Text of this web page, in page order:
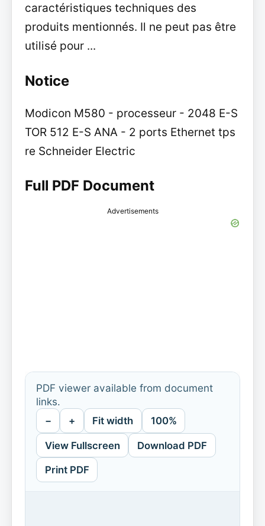
caractéristiques techniques des
produits mentionnés. Il ne peut pas être
utilisé pour ...
Notice
Modicon M580 - processeur - 2048 E-S
TOR 512 E-S ANA - 2 ports Ethernet tps
re Schneider Electric
Full PDF Document
Advertisements
PDF viewer available from document
links.
− + Fit width 100%
View Fullscreen Download PDF
Print PDF